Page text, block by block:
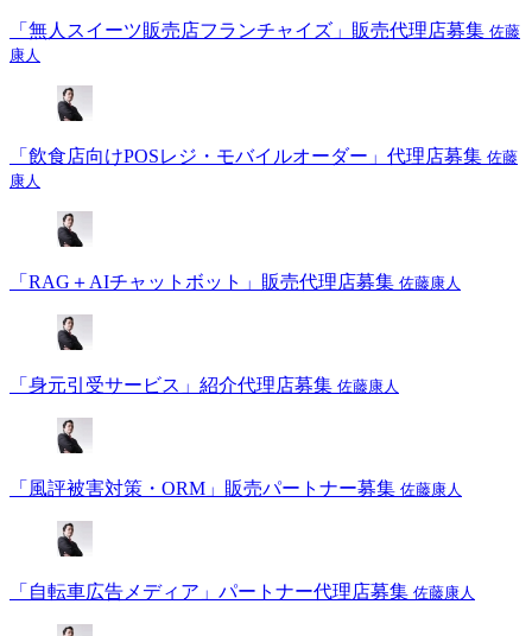
「無人スイーツ販売店フランチャイズ」販売代理店募集 佐藤
康人
「飲食店向けPOSレジ・モバイルオーダー」代理店募集 佐藤
康人
「RAG＋AIチャットボット」販売代理店募集 佐藤康人
「身元引受サービス」紹介代理店募集 佐藤康人
「風評被害対策・ORM」販売パートナー募集 佐藤康人
「自転車広告メディア」パートナー代理店募集 佐藤康人